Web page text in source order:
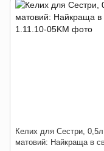
Келих для Сестри, 0,5л
матовий: Найкраща в